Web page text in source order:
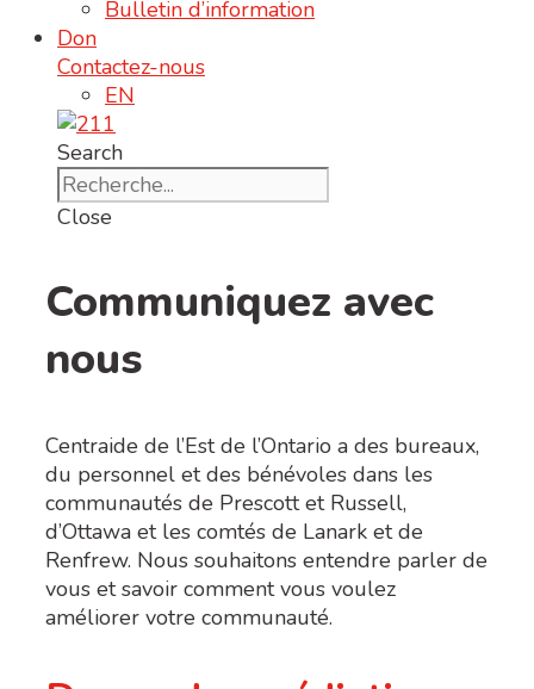
Bulletin d’information
Don
Contactez-nous
EN
Search
Close
Communiquez avec
nous
Centraide de l’Est de l’Ontario a des bureaux,
du personnel et des bénévoles dans les
communautés de Prescott et Russell,
d’Ottawa et les comtés de Lanark et de
Renfrew. Nous souhaitons entendre parler de
vous et savoir comment vous voulez
améliorer votre communauté.